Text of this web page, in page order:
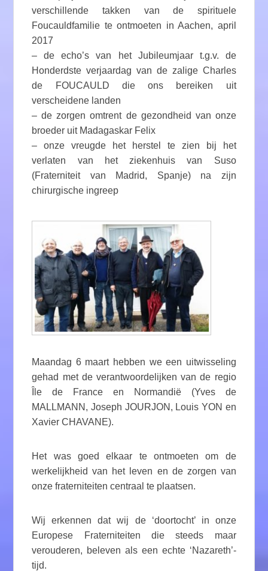
verschillende takken van de spirituele
Foucauldfamilie te ontmoeten in Aachen, april
2017
– de echo’s van het Jubileumjaar t.g.v. de
Honderdste verjaardag van de zalige Charles
de FOUCAULD die ons bereiken uit
verscheidene landen
– de zorgen omtrent de gezondheid van onze
broeder uit Madagaskar Felix
– onze vreugde het herstel te zien bij het
verlaten van het ziekenhuis van Suso
(Fraterniteit van Madrid, Spanje) na zijn
chirurgische ingreep
Maandag 6 maart hebben we een uitwisseling
gehad met de verantwoordelijken van de regio
Île de France en Normandië (Yves de
MALLMANN, Joseph JOURJON, Louis YON en
Xavier CHAVANE).
Het was goed elkaar te ontmoeten om de
werkelijkheid van het leven en de zorgen van
onze fraterniteiten centraal te plaatsen.
Wij erkennen dat wij de ‘doortocht’ in onze
Europese Fraterniteiten die steeds maar
verouderen, beleven als een echte ‘Nazareth’-
tijd.